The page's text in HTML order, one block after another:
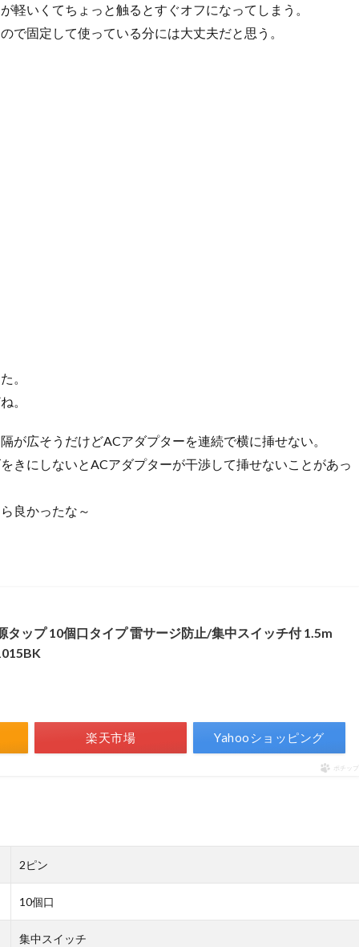
軽いくてちょっと触るとすぐオフになってしまう。
で固定して使っている分には大丈夫だと思う。
。
。
が広そうだけどACアダプターを連続で横に挿せない。
きにしないとACアダプターが干渉して挿せないことがあっ
良かったな～
タップ 10個口タイプ 雷サージ防止/集中スイッチ付 1.5m
楽天市場 Yahooショッピング
ポチップ
2ピン
10個口
集中スイッチ